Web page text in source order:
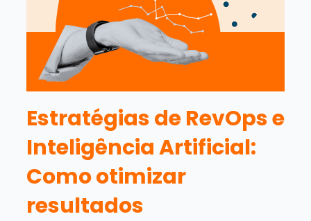
Estratégias de RevOps e
Inteligência Artificial:
Como otimizar
resultados